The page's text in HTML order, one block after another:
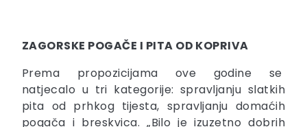
ZAGORSKE POGAČE I PITA OD KOPRIVA
Prema propozicijama ove godine se
natjecalo u tri kategorije: spravljanju slatkih
pita od prhkog tijesta, spravljanju domaćih
pogača i breskvica. „Bilo je izuzetno dobrih